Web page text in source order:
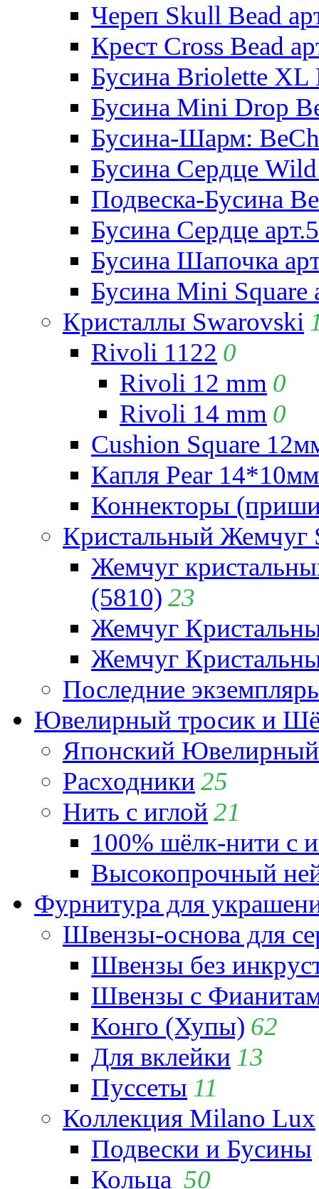
Череп Skull Bead
Крест Cross Bead
Бусина Briolette XL
Бусина Mini Drop
Бусина-Шарм:
Бусина Сердце
Подвеска-Бусина
Бусина Сердце
Бусина Шапочка
Бусина Mini Square
Кристаллы Swarovski
Rivoli 1122 0
Rivoli 12 mm 0
Rivoli 14 mm 0
Cushion Square
Капля Pear
Коннекторы
Кристальный Жемчуг
Жемчуг
(5810) 23
Жемчуг
Жемчуг
Последние
Ювелирный тросик и
Японский
Расходники 25
Нить с иглой 21
100% шёлк-нити с
Высокопрочный
Фурнитура для
Швензы-основа для
Швензы без
Швензы с
Конго (Хупы) 62
Для вклейки 13
Пуссеты 11
Коллекция Milano Lux
Подвески и Бусины
Кольца 50